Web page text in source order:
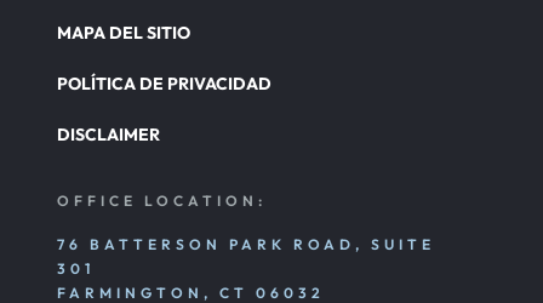
MAPA DEL SITIO
POLÍTICA DE PRIVACIDAD
DISCLAIMER
OFFICE LOCATION:
76 BATTERSON PARK ROAD, SUITE
301
FARMINGTON, CT 06032